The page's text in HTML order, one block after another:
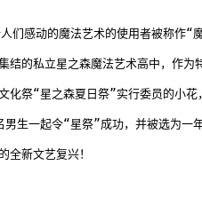
们感动的魔法艺术的使用者被称作“
结的私立星之森魔法艺术高中，作
化祭“星之森夏日祭”实行委员的小
生一起令“星祭”成功，并被选为一
全新文艺复兴！